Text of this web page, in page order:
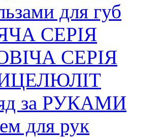
для губ
СЕРІЯ
СЕРІЯ
за РУКАМИ
для рук